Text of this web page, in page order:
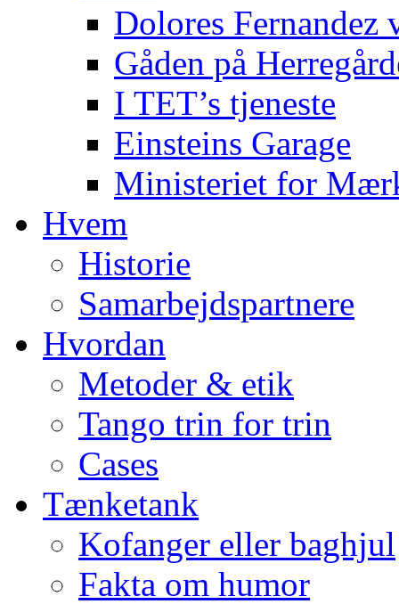
Dolores Fernandez
Gåden på
I TET’s tjeneste
Einsteins Garage
Ministeriet for
Hvem
Historie
Samarbejdspartnere
Hvordan
Metoder & etik
Tango trin for trin
Cases
Tænketank
Kofanger eller baghjul
Fakta om humor